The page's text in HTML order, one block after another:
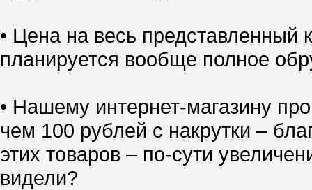
• Цена на весь
планируется вообще полное
• Нашему интернет-магазину
чем 100 рублей с накрутки –
этих товаров – по-сути
видели?